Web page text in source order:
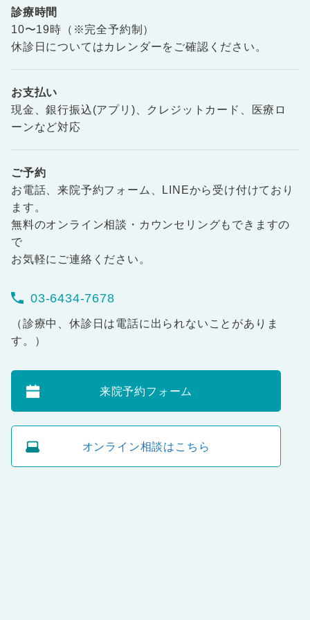
診療時間
10〜19時（※完全予約制）
休診日についてはカレンダーをご確認ください。
お支払い
現金、銀行振込(アプリ)、クレジットカード、医療ロ
ーンなど対応
ご予約
お電話、来院予約フォーム、LINEから受け付けており
ます。
無料のオンライン相談・カウンセリングもできますの
で
お気軽にご連絡ください。
03-6434-7678
（診療中、休診日は電話に出られないことがありま
す。）
来院予約フォーム
オンライン相談はこちら